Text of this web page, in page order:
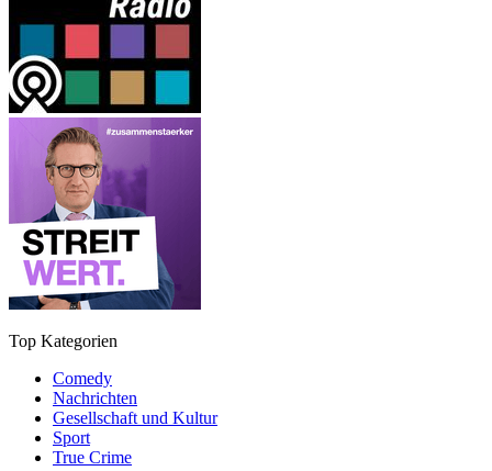
Top Kategorien
Comedy
Nachrichten
Gesellschaft und Kultur
Sport
True Crime